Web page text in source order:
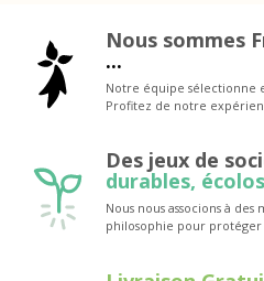
Nous sommes
...
Notre équipe sélectionne
Profitez de notre
Des jeux de
durables, écolos
Nous nous associons à
philosophie pour